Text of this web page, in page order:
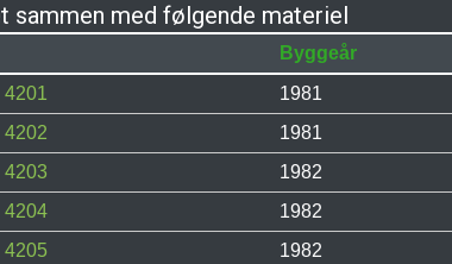
sammen med følgende materiel
Byggeår
4201
1981
4202
1981
4203
1982
4204
1982
4205
1982